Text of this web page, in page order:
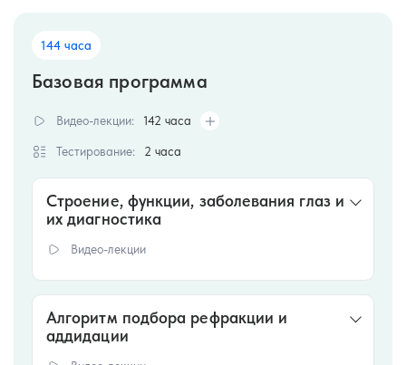
Базовая программа
144 часа
Видео-лекции:
142 часа
Тестирование:
2 часа
Строение, функции, заболевания глаз и
их диагностика
Видео-лекции
свойств. А также узнаем, что такое аномалии
рефракций.
План занятия:
Алгоритм подбора рефракции и
аддидации